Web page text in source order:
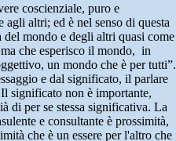
coscienziale, puro e
altri; ed è nel senso di questa
del mondo e degli altri quasi come
che esperisco il mondo, in
un mondo che è per tutti”.
e dal significato, il parlare
significato non è importante,
di per se stessa significativa. La
e consultante è prossimità,
che è un essere per l'altro che